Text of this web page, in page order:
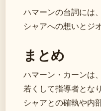
ハマーンの台詞には
シャアへの想いとジ
まとめ
ハマーン・カーンは
若くして指導者とな
シャアとの確執や内